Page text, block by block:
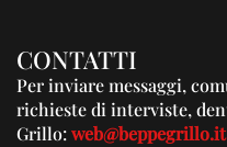
CONTATTI
Per inviare messaggi,
richieste di interviste,
Grillo:web@beppegrillo.it